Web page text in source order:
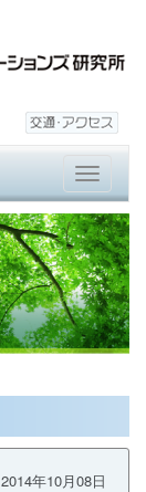
Toggle
2014年10月08日